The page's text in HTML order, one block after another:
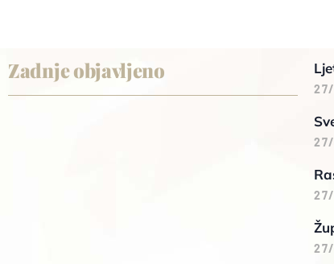
Zadnje objavljeno